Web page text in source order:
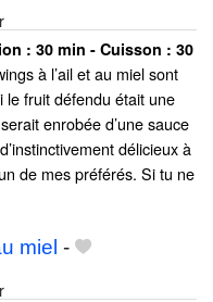
: 30 min - Cuisson : 30
à l’ail et au miel sont
le fruit défendu était une
enrobée d’une sauce
délicieux à
de mes préférés. Si tu ne
miel -